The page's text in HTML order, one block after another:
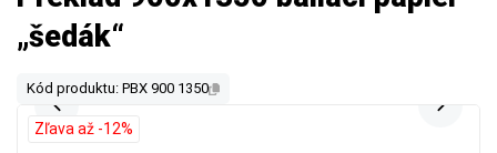
„šedák“
Kód produktu: PBX 900 1350
Zľava až -12%